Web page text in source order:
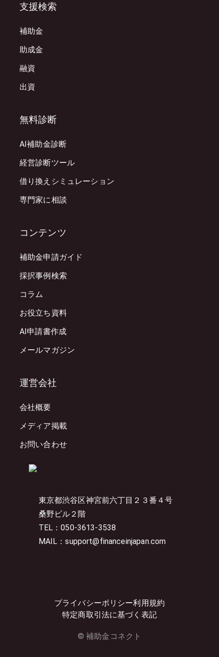
東京都渋谷区神宮前六丁目２３番４号
桑野ビル２階
TEL：050-3613-3538
MAIL：support@financeinjapan.com
プライバシーポリシー利用規約
特定商取引法に基づく表記
© 補助金コネクト
支援検索
補助金
助成金
融資
出資
無料診断
AI補助金診断
経営診断ツール
借り換えシミュレーション
専門家に相談
コンテンツ
補助金申請ガイド
採択事例検索
コラム
お役立ち資料
AI申請書作成
メールマガジン
運営会社
会社概要
メディア掲載
お問い合わせ